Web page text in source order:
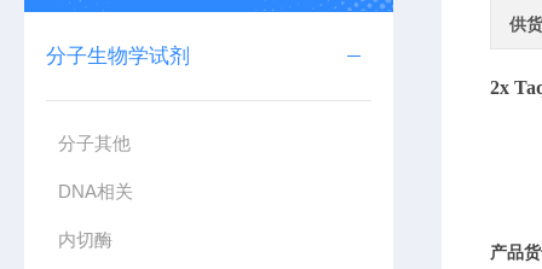
分子生物学试剂
分子其他
DNA相关
内切酶
供
2x
产品